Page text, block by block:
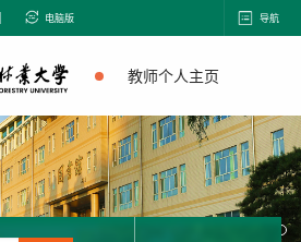
电脑版 导航
教师个人主页